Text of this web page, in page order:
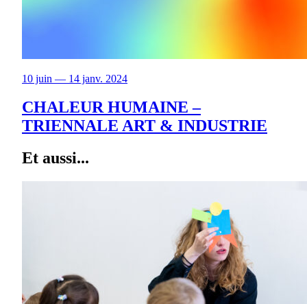
10 juin — 14 janv. 2024
CHALEUR HUMAINE –
TRIENNALE ART & INDUSTRIE
Et aussi...